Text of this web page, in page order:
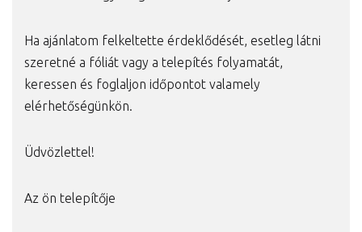
Ha ajánlatom felkeltette érdeklődését, esetleg látni
szeretné a fóliát vagy a telepítés folyamatát,
keressen és foglaljon időpontot valamely
elérhetőségünkön.
Üdvözlettel!
Az ön telepítője